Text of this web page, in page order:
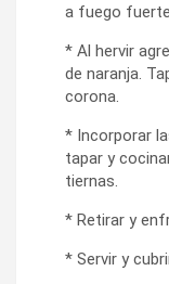
a fuego
* Al hervir
de naranja.
corona.
* Incorporar
tapar y
tiernas.
* Retirar y
* Servir y